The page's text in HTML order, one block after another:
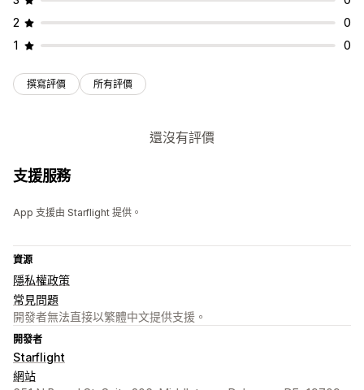
2
0
1
0
撰寫評價 所有評價
還沒有評價
支援服務
App 支援由 Starflight 提供。
資源
隱私權政策
常見問題
開發者無法直接以繁體中文提供支援。
開發者
Starflight
網站